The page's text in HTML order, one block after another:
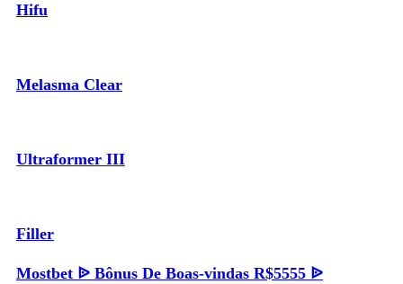
Hifu
Melasma Clear
Ultraformer III
Filler
Mostbet ᐉ Bônus De Boas-vindas R$5555 ᐉ